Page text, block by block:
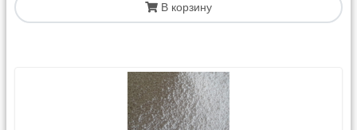
В корзину